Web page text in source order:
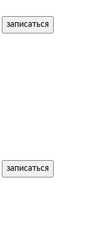
записаться
записаться